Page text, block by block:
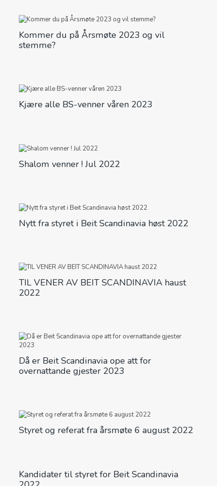
Kommer du på Årsmøte 2023 og vil
stemme?
Kjære alle BS-venner våren 2023
Shalom venner ! Jul 2022
Nytt fra styret i Beit Scandinavia høst 2022
TIL VENER AV BEIT SCANDINAVIA haust
2022
Då er Beit Scandinavia ope att for
overnattande gjester 2023
Styret og referat fra årsmøte 6 august 2022
Kandidater til styret for Beit Scandinavia